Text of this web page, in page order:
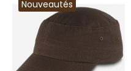
Nouveautés